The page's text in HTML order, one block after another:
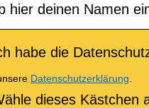
Guthaben
policy
habe die
Datenschutzerklärung
Marketing
dieses Kästchen